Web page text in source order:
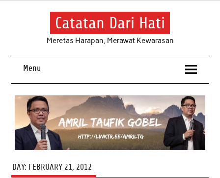
Skip
Catatan Dari Hati
Meretas Harapan, Merawat Kewarasan
Menu
DAY: FEBRUARY 21, 2012